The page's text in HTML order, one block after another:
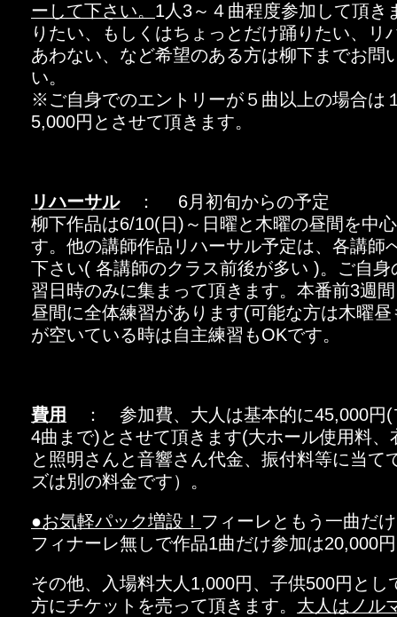
ーして下さい。 1人3～４曲程度参加して頂き
りたい、もしくはちょっとだけ踊りたい、リ
あわない、など希望のある方は柳下までお問
い。
※ご自身でのエントリーが５曲以上の場合は
5,000円とさせて頂きます。
リハーサル： 6月初旬からの予定
柳下作品は6/10(日)～日曜と木曜の昼間を中
す。他の講師作品リハーサル予定は、各講師
下さい( 各講師のクラス前後が多い )。ご自身
習日時のみに集まって頂きます。本番前3週
昼間に全体練習があります(可能な方は木曜
が空いている時は自主練習もOKです。
費用
： 参加費、大人は基本的に45,000円(
4曲まで)とさせて頂きます(大ホール使用料、
と照明さんと音響さん代金、振付料等に当て
ズは別の料金です）。
●お気軽パック増設！ フィーレともう一曲だ
フィナーレ無しで作品1曲だけ参加は20,000
その他、入場料大人1,000円、子供500円とし
方にチケットを売って頂きます。 大人はノル